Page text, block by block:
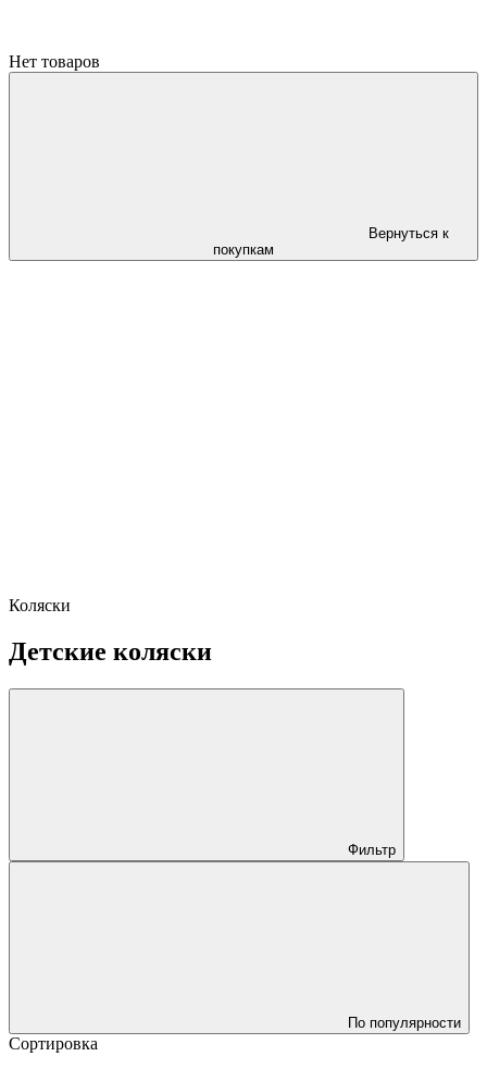
Нет товаров
Вернуться к
покупкам
Коляски
Детские коляски
Фильтр
По популярности
Сортировка